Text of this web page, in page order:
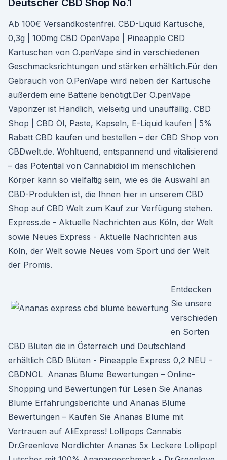
Deutscher CBD Shop No.1
Ab 100€ Versandkostenfrei. CBD-Liquid Kartusche,
0,3g | 100mg CBD OpenVape | Pineapple CBD
Kartuschen von O.penVape sind in verschiedenen
Geschmacksrichtungen und stärken erhältlich.Für den
Gebrauch von O.PenVape wird neben der Kartusche
außerdem eine Batterie benötigt.Der O.penVape
Vaporizer ist Handlich, vielseitig und unauffällig. CBD
Shop | CBD Öl, Paste, Kapseln, E-Liquid kaufen | 5%
Rabatt CBD kaufen und bestellen – der CBD Shop von
CBDwelt.de. Wohltuend, entspannend und vitalisierend
– das Potential von Cannabidiol im menschlichen
Körper kann so vielfältig sein, wie es die Auswahl an
CBD-Produkten ist, die Ihnen hier in unserem CBD
Shop auf CBD Welt zum Kauf zur Verfügung stehen.
Express.de - Aktuelle Nachrichten aus Köln, der Welt
sowie Neues Express - Aktuelle Nachrichten aus
Köln, der Welt sowie Neues vom Sport und der Welt
der Promis.
Entdecken
Sie unsere
verschieden
en Sorten
CBD Blüten die in Österreich und Deutschland
erhältlich CBD Blüten - Pineapple Express 0,2 NEU -
CBDNOL Ananas Blume Bewertungen – Online-
Shopping und Bewertungen für Lesen Sie Ananas
Blume Erfahrungsberichte und Ananas Blume
Bewertungen – Kaufen Sie Ananas Blume mit
Vertrauen auf AliExpress! Lollipops Cannabis
Dr.Greenlove Nordlichter Ananas 5x Leckere Lollipopl